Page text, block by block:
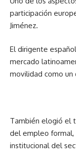
participación
Jiménez.
El dirigente
mercado
movilidad como un
También elogió el
del empleo formal,
institucional del